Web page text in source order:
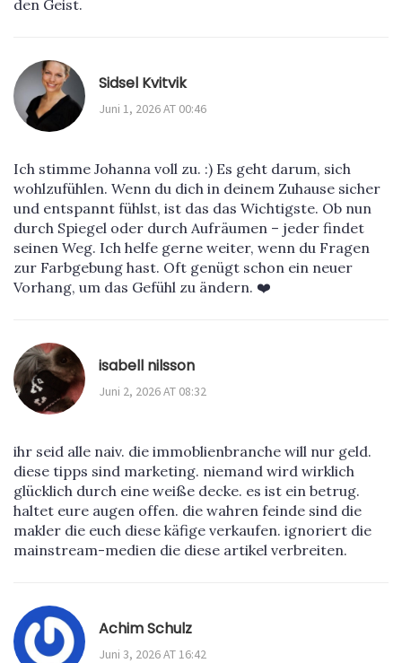
den Geist.
Sidsel Kvitvik
Juni 1, 2026 AT 00:46
Ich stimme Johanna voll zu. :) Es geht darum, sich
wohlzufühlen. Wenn du dich in deinem Zuhause sicher
und entspannt fühlst, ist das das Wichtigste. Ob nun
durch Spiegel oder durch Aufräumen – jeder findet
seinen Weg. Ich helfe gerne weiter, wenn du Fragen
zur Farbgebung hast. Oft genügt schon ein neuer
Vorhang, um das Gefühl zu ändern. ❤️
isabell nilsson
Juni 2, 2026 AT 08:32
ihr seid alle naiv. die immoblienbranche will nur geld.
diese tipps sind marketing. niemand wird wirklich
glücklich durch eine weiße decke. es ist ein betrug.
haltet eure augen offen. die wahren feinde sind die
makler die euch diese käfige verkaufen. ignoriert die
mainstream-medien die diese artikel verbreiten.
Achim Schulz
Juni 3, 2026 AT 16:42